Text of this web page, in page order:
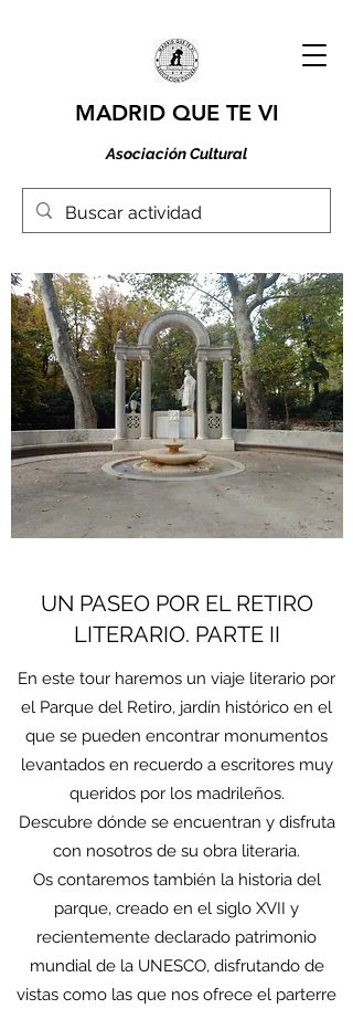
MADRID QUE TE VI
Asociación Cultural
UN PASEO POR EL RETIRO
LITERARIO. PARTE II
En este tour haremos un viaje literario por
el Parque del Retiro, jardín histórico en el
que se pueden encontrar monumentos
levantados en recuerdo a escritores muy
queridos por los madrileños.
Descubre dónde se encuentran y disfruta
con nosotros de su obra literaria.
Os contaremos también la historia del
parque, creado en el siglo XVII y
recientemente declarado patrimonio
mundial de la UNESCO, disfrutando de
vistas como las que nos ofrece el parterre